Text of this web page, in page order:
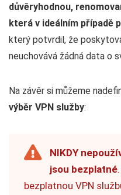
důvěryhodnou,
která v ideálním případě
který potvrdil, že
neuchovává žádná data o
Na závěr si můžeme
výběr VPN služby:
NIKDY
jsou bezplatné
bezplatnou VPN